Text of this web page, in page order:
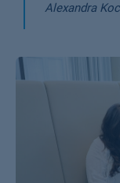
Alexandra